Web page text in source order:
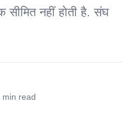
सीमित नहीं होती है. संघ
min read